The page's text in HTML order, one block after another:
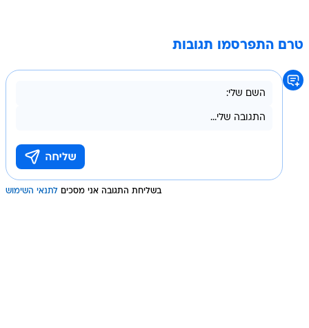
טרם התפרסמו תגובות
בשליחת התגובה אני מסכים לתנאי השימוש